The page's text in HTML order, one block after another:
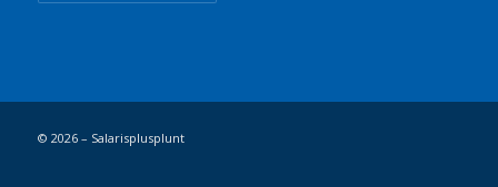
© 2026 – Salarisplusplunt